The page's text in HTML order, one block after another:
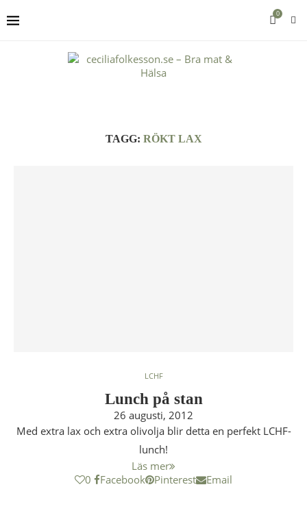
0
TAGG: RÖKT LAX
LCHF
Lunch på stan
26 augusti, 2012
Med extra lax och extra olivolja blir detta en perfekt LCHF-
lunch!
Läs mer
0
Facebook Pinterest Email